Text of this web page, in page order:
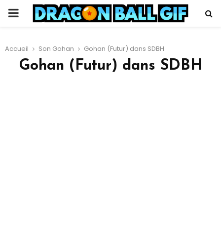
PRIMARY
Accueil Son Gohan Gohan (Futur) dans SDBH
Gohan (Futur) dans SDBH